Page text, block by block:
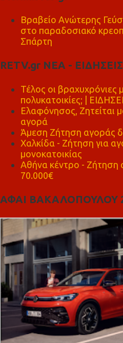
Βραβείο Ανώτερης
στο παραδοσιακό
Σπάρτη
RETV.gr ΝΕΑ -
Τέλος οι βραχυχρόνιες
πολυκατοικίες; |
Ελαφόνησος, Ζητείται
αγορά
Άμεση Ζήτηση αγοράς
Χαλκίδα - Ζήτηση για
μονοκατοικίας
Αθήνα κέντρο - Ζήτηση
70.000€
ΑΦΑΙ ΒΑΚΑΛΟΠΟΥΛΟΥ